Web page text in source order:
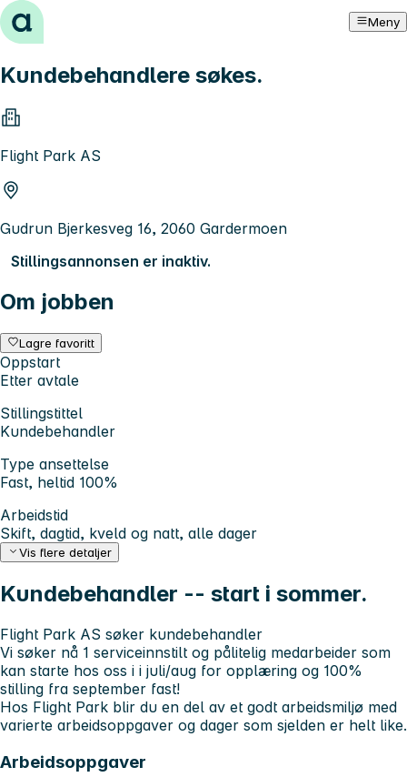
Hopp til innhold Meny
Kundebehandlere søkes.
Flight Park AS
Gudrun Bjerkesveg 16, 2060 Gardermoen
Stillingsannonsen er inaktiv.
Om jobben
Lagre favoritt
Oppstart
Etter avtale
Stillingstittel
Kundebehandler
Type ansettelse
Fast, heltid 100%
Arbeidstid
Skift, dagtid, kveld og natt, alle dager
Vis flere detaljer
Kundebehandler -- start i sommer.
Flight Park AS søker kundebehandler
Vi søker nå 1 serviceinnstilt og pålitelig medarbeider som
kan starte hos oss i i juli/aug for opplæring og 100%
stilling fra september fast!
Hos Flight Park blir du en del av et godt arbeidsmiljø med
varierte arbeidsoppgaver og dager som sjelden er helt like.
Arbeidsoppgaver